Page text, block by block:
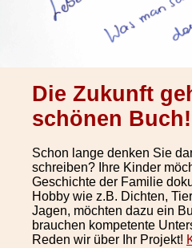
Die Zukunft
schönen Buch!
Schon lange denken Sie
schreiben? Ihre Kinder
Geschichte der Familie
Hobby wie z.B. Dichten,
Jagen, möchten dazu ein
brauchen kompetente
Reden wir über Ihr Projekt!